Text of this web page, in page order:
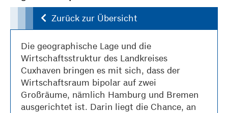
Zurück zur Übersicht
Die geographische Lage und die
Wirtschaftsstruktur des Landkreises
Cuxhaven bringen es mit sich, dass der
Wirtschaftsraum bipolar auf zwei
Großräume, nämlich Hamburg und Bremen
ausgerichtet ist. Darin liegt die Chance, an